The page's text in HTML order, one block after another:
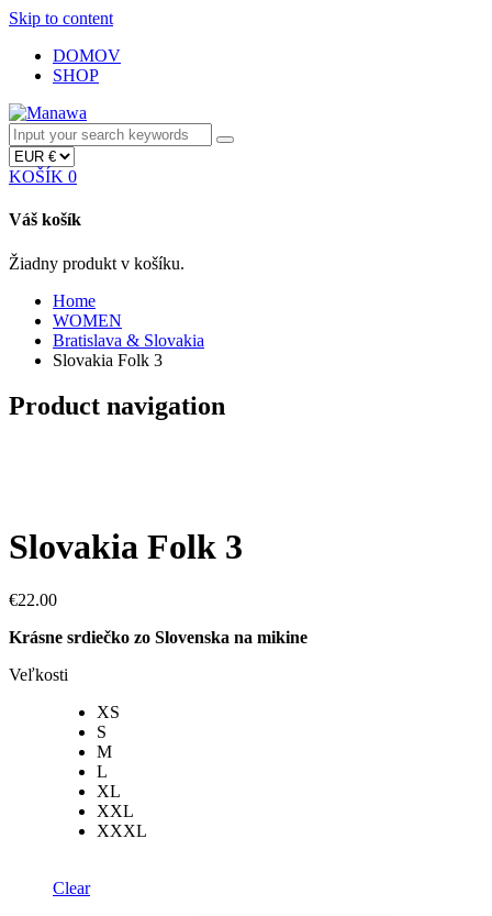
Skip to content
DOMOV
SHOP
KOŠÍK 0
Váš košík
Žiadny produkt v košíku.
Home
WOMEN
Bratislava & Slovakia
Slovakia Folk 3
Product navigation
Slovakia Folk 3
€22.00
Krásne srdiečko zo Slovenska na mikine
Veľkosti
XS
S
M
L
XL
XXL
XXXL
Clear